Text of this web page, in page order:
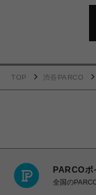
TOP 渋谷PARCO
PARCOポ
全国の